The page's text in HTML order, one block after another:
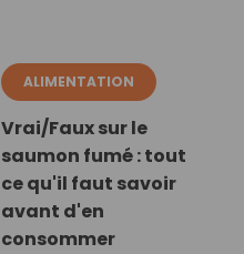
ALIMENTATION
Vrai/Faux sur le
saumon fumé : tout
ce qu'il faut savoir
avant d'en
consommer